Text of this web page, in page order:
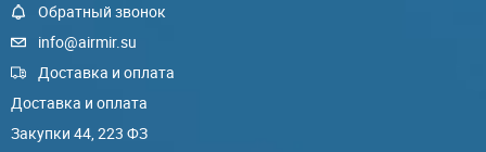
Обратный звонок
info@airmir.su
Доставка и оплата
Доставка и оплата
Закупки 44, 223 ФЗ